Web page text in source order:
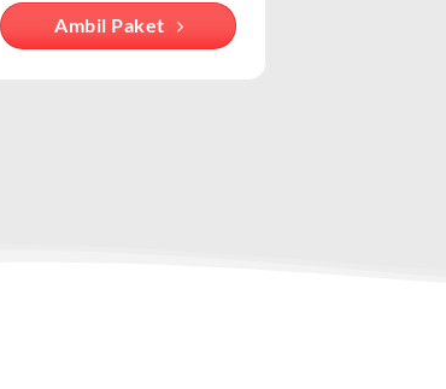
rumah. Dengan paket ini, Anda bisa
Ambil Paket